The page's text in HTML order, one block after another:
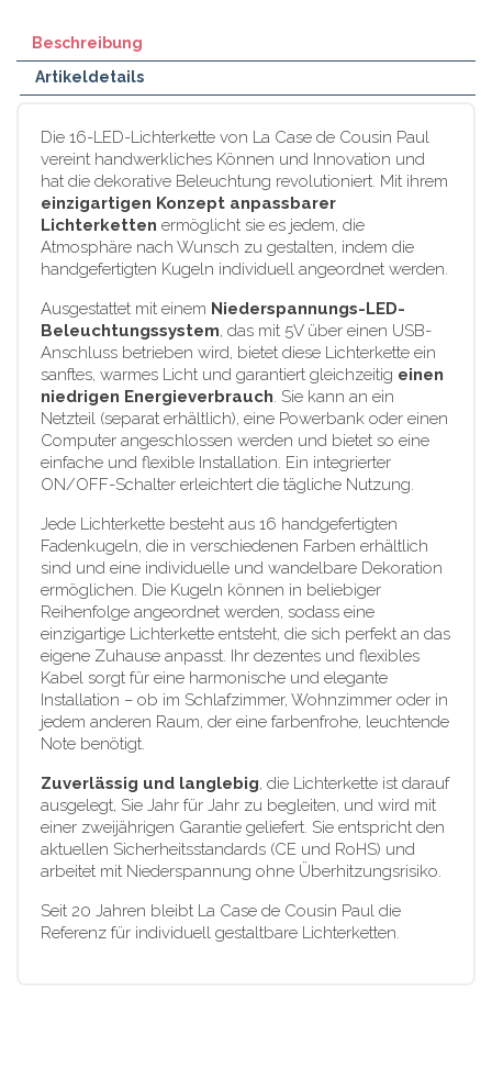
Beschreibung
Artikeldetails
Die 16-LED-Lichterkette von La Case de Cousin Paul
vereint handwerkliches Können und Innovation und
hat die dekorative Beleuchtung revolutioniert. Mit ihrem
einzigartigen Konzept anpassbarer
Lichterketten ermöglicht sie es jedem, die
Atmosphäre nach Wunsch zu gestalten, indem die
handgefertigten Kugeln individuell angeordnet werden.
Ausgestattet mit einem Niederspannungs-LED-
Beleuchtungssystem, das mit 5V über einen USB-
Anschluss betrieben wird, bietet diese Lichterkette ein
sanftes, warmes Licht und garantiert gleichzeitig einen
niedrigen Energieverbrauch. Sie kann an ein
Netzteil (separat erhältlich), eine Powerbank oder einen
Computer angeschlossen werden und bietet so eine
einfache und flexible Installation. Ein integrierter
ON/OFF-Schalter erleichtert die tägliche Nutzung.
Jede Lichterkette besteht aus 16 handgefertigten
Fadenkugeln, die in verschiedenen Farben erhältlich
sind und eine individuelle und wandelbare Dekoration
ermöglichen. Die Kugeln können in beliebiger
Reihenfolge angeordnet werden, sodass eine
einzigartige Lichterkette entsteht, die sich perfekt an das
eigene Zuhause anpasst. Ihr dezentes und flexibles
Kabel sorgt für eine harmonische und elegante
Installation – ob im Schlafzimmer, Wohnzimmer oder in
jedem anderen Raum, der eine farbenfrohe, leuchtende
Note benötigt.
Zuverlässig und langlebig, die Lichterkette ist darauf
ausgelegt, Sie Jahr für Jahr zu begleiten, und wird mit
einer zweijährigen Garantie geliefert. Sie entspricht den
aktuellen Sicherheitsstandards (CE und RoHS) und
arbeitet mit Niederspannung ohne Überhitzungsrisiko.
Seit 20 Jahren bleibt La Case de Cousin Paul die
Referenz für individuell gestaltbare Lichterketten.